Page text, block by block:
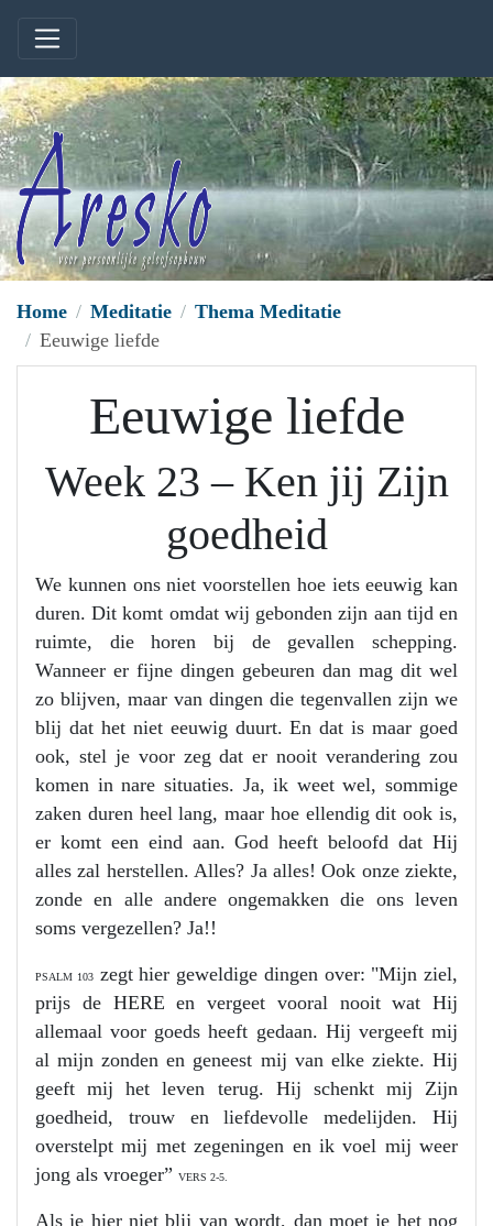
Home Meditatie
Thema Meditatie
Eeuwige liefde
Eeuwige liefde
Week 23 – Ken jij Zijn
goedheid
We kunnen ons niet voorstellen hoe iets eeuwig kan
duren. Dit komt omdat wij gebonden zijn aan tijd en
ruimte, die horen bij de gevallen schepping.
Wanneer er fijne dingen gebeuren dan mag dit wel
zo blijven, maar van dingen die tegenvallen zijn we
blij dat het niet eeuwig duurt. En dat is maar goed
ook, stel je voor zeg dat er nooit verandering zou
komen in nare situaties. Ja, ik weet wel, sommige
zaken duren heel lang, maar hoe ellendig dit ook is,
er komt een eind aan. God heeft beloofd dat Hij
alles zal herstellen. Alles? Ja alles! Ook onze ziekte,
zonde en alle andere ongemakken die ons leven
soms vergezellen? Ja!!
PSALM 103zegt hier geweldige dingen over: "Mijn ziel,
prijs de HERE en vergeet vooral nooit wat Hij
allemaal voor goeds heeft gedaan. Hij vergeeft mij
al mijn zonden en geneest mij van elke ziekte. Hij
geeft mij het leven terug. Hij schenkt mij Zijn
goedheid, trouw en liefdevolle medelijden. Hij
overstelpt mij met zegeningen en ik voel mij weer
jong als vroeger” VERS 2-5.
Als je hier niet blij van wordt, dan moet je het nog